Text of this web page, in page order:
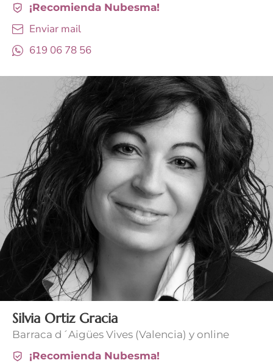
¡Recomienda Nubesma!
Enviar mail
619 06 78 56
Silvia Ortiz Gracia
Barraca d´Aigües Vives (Valencia) y online
¡Recomienda Nubesma!